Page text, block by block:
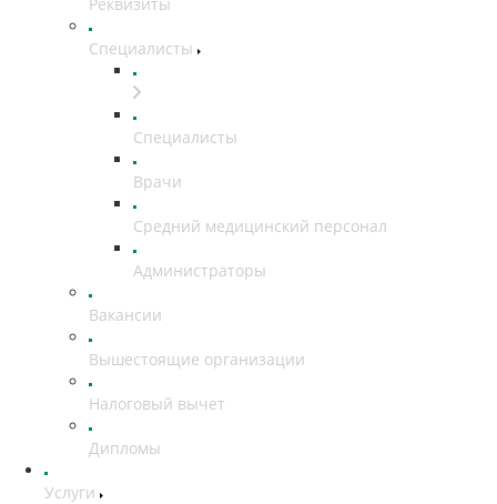
Специалисты
Специалисты
Врачи
Средний медицинский персонал
Администраторы
Вакансии
Вышестоящие организации
Налоговый вычет
Дипломы
Услуги